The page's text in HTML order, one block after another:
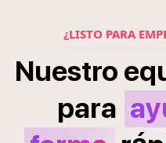
¿LISTO PARA
Nuestro
para